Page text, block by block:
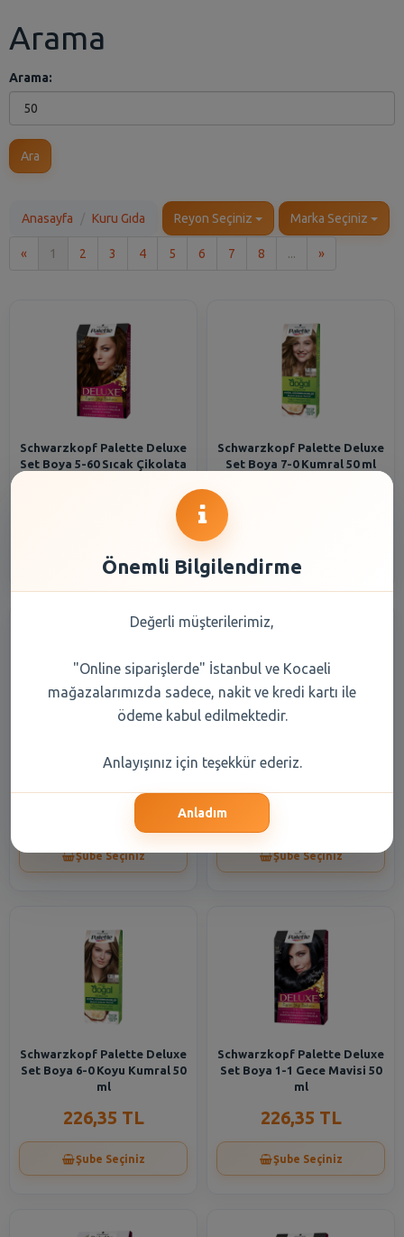
Arama
Arama:
Ara
Anasayfa Kuru Gıda Reyon Seçiniz Marka Seçiniz
« 1 2 3 4 5 6 7 8 ... »Son
Schwarzkopf Palette Deluxe
Set Boya 5-60 Sıcak Çikolata
Schwarzkopf Palette Deluxe
Set Boya 7-0 Kumral 50 ml
Set Boya 6-65 Altın Parıltısı-
Şube Seçiniz
Set Boya 3-65 Çikolata
Şube Seçiniz
Schwarzkopf Palette Deluxe
Set Boya 6-0 Koyu Kumral 50
ml
226,35 TL
Şube Seçiniz
Schwarzkopf Palette Deluxe
Set Boya 1-1 Gece Mavisi 50
ml
226,35 TL
Şube Seçiniz
Önemli Bilgilendirme
Değerli müşterilerimiz,
"Online siparişlerde" İstanbul ve Kocaeli
mağazalarımızda sadece, nakit ve kredi kartı ile
ödeme kabul edilmektedir.
Anlayışınız için teşekkür ederiz.
Anladım